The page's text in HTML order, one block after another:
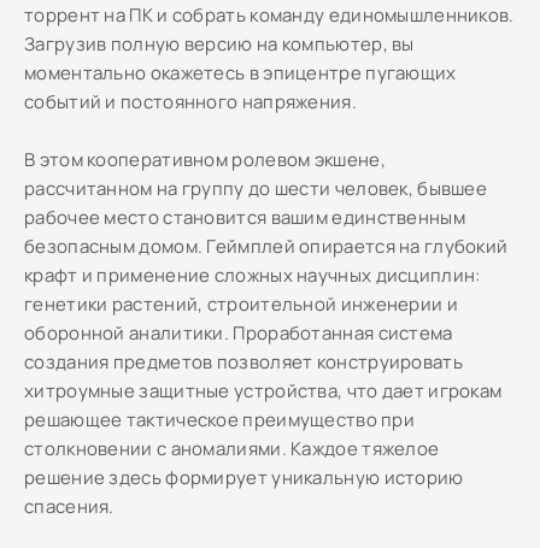
торрент на ПК и собрать команду единомышленников.
Загрузив полную версию на компьютер, вы
моментально окажетесь в эпицентре пугающих
событий и постоянного напряжения.
В этом кооперативном ролевом экшене,
рассчитанном на группу до шести человек, бывшее
рабочее место становится вашим единственным
безопасным домом. Геймплей опирается на глубокий
крафт и применение сложных научных дисциплин:
генетики растений, строительной инженерии и
оборонной аналитики. Проработанная система
создания предметов позволяет конструировать
хитроумные защитные устройства, что дает игрокам
решающее тактическое преимущество при
столкновении с аномалиями. Каждое тяжелое
решение здесь формирует уникальную историю
спасения.